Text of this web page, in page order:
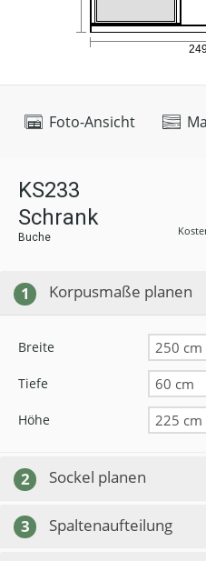
Foto-Ansicht
KS233
Schrank
Buche
1 Korpusmaße planen
Breite
Tiefe
Höhe
2 Sockel planen
3 Spaltenaufteilung